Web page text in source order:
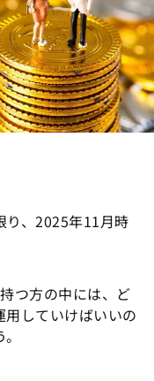
、2025年11月時
つ方の中には、ど
していけばいいの